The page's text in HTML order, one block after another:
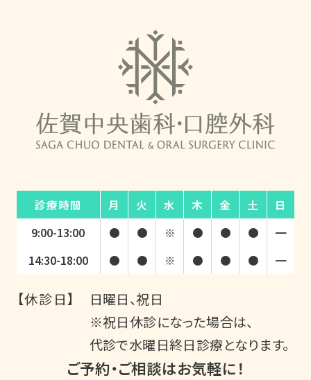
診療時間 月 火 水 木 金 土
日
9:00-13:00
● ● ※ ● ● ●
━
14:30-18:00
● ● ※ ● ● ● ━
【休診日】
日曜日、祝日
※祝日休診になった場合は、
代診で水曜日終日診療となります。
ご予約・ご相談はお気軽に！